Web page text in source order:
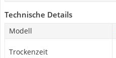
Technische Details
Modell
Trockenzeit